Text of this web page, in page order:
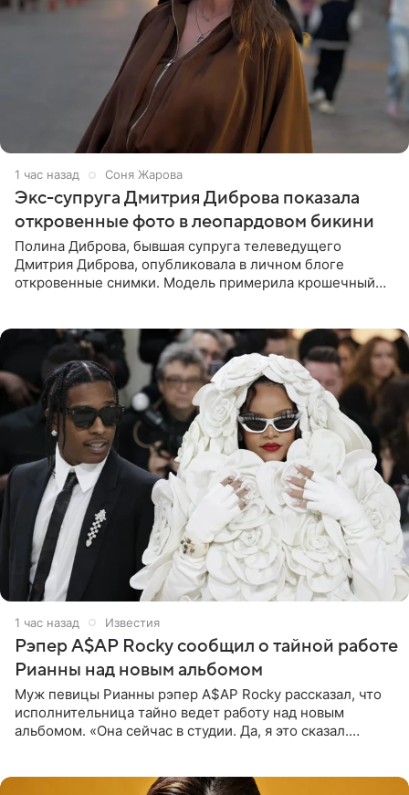
1 час назад Соня Жарова
Экс-супруга Дмитрия Диброва показала
откровенные фото в леопардовом бикини
Полина Диброва, бывшая супруга телеведущего
Дмитрия Диброва, опубликовала в личном блоге
откровенные снимки. Модель примерила крошечный
1 час назад Известия
Рэпер A$AP Rocky сообщил о тайной работе
Рианны над новым альбомом
Муж певицы Рианны рэпер A$AP Rocky рассказал, что
исполнительница тайно ведет работу над новым
альбомом. «Она сейчас в студии. Да, я это сказал.